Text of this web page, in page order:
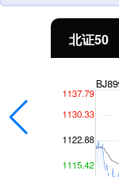
北证50